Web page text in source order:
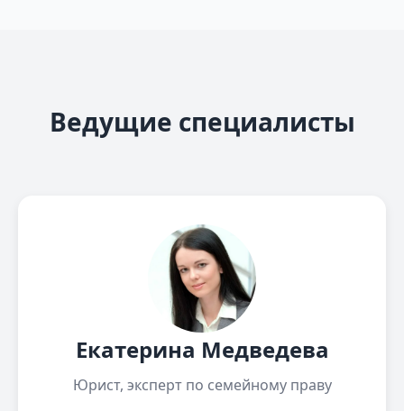
Ведущие специалисты
Екатерина Медведева
Юрист, эксперт по семейному праву